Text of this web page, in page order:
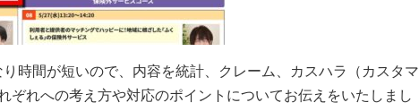
時間が短いので、内容を統計、クレーム、カスハラ（カスタマ
ぞれへの考え方や対応のポイントについてお伝えをいたしまし